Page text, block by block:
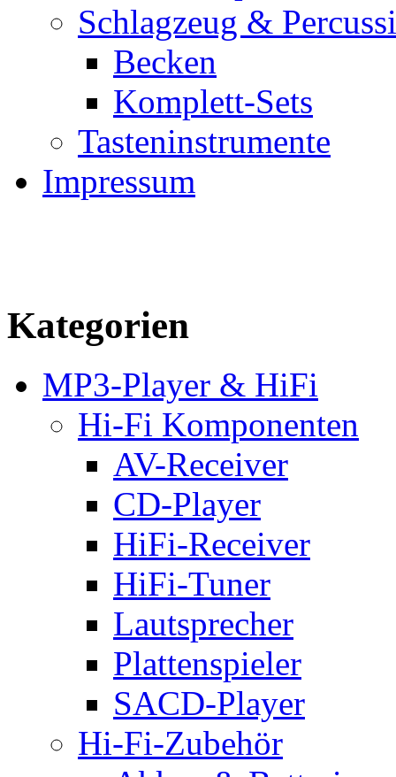
Schlagzeug &
Becken
Komplett-Sets
Tasteninstrumente
Impressum
Kategorien
MP3-Player & HiFi
Hi-Fi Komponenten
AV-Receiver
CD-Player
HiFi-Receiver
HiFi-Tuner
Lautsprecher
Plattenspieler
SACD-Player
Hi-Fi-Zubehör